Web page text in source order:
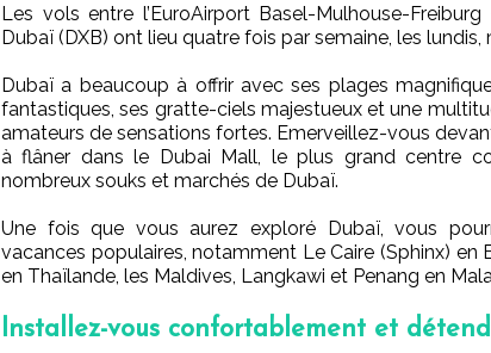
Les vols entre l’EuroAirport Basel-Mulhouse-
Dubaï (DXB) ont lieu quatre fois par semaine, les
Dubaï a beaucoup à offrir avec ses plages
fantastiques, ses gratte-ciels majestueux et une
amateurs de sensations fortes. Emerveillez-vous
à flâner dans le Dubai Mall, le plus grand centre
nombreux souks et marchés de Dubaï.
Une fois que vous aurez exploré Dubaï, vous
vacances populaires, notamment Le Caire (Sphinx) en
en Thaïlande, les Maldives, Langkawi et Penang en
Installez-vous confortablement et